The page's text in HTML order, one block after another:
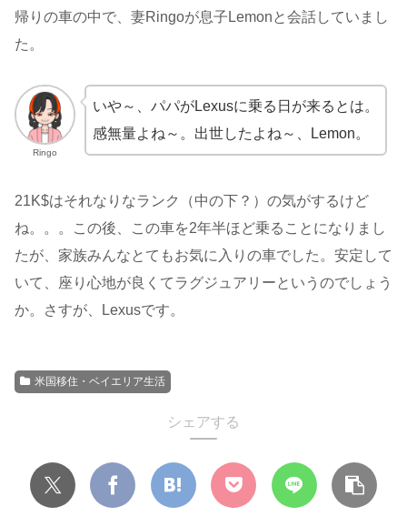
帰りの車の中で、妻Ringoが息子Lemonと会話していまし
た。
Ringo
いや～、パパがLexusに乗る日が来るとは。
感無量よね～。出世したよね～、Lemon。
21K$はそれなりなランク（中の下？）の気がするけど
ね。。。この後、この車を2年半ほど乗ることになりまし
たが、家族みんなとてもお気に入りの車でした。安定して
いて、座り心地が良くてラグジュアリーというのでしょう
か。さすが、Lexusです。
米国移住・ベイエリア生活
シェアする